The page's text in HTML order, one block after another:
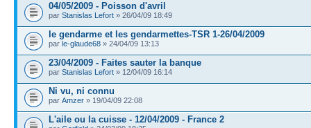
04/05/2009 - Poisson d'avril
par Stanislas Lefort » 26/04/09 18:49
le gendarme et les gendarmettes-TSR 1-26/04/2009
par le-glaude68 » 24/04/09 13:13
23/04/2009 - Faites sauter la banque
par Stanislas Lefort » 12/04/09 16:14
Ni vu, ni connu
par Amzer » 19/04/09 22:08
L'aile ou la cuisse - 12/04/2009 - France 2